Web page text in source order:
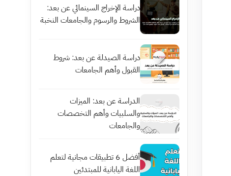
دراسة الإخراج السينمائي عن بعد:
الشروط والرسوم والجامعات النخبة
دراسة الصيدلة عن بعد: شروط
القبول وأهم الجامعات
الدراسة عن بعد: الميزات
والسلبيات وأهم التخصصات
والجامعات
أفضل 6 تطبيقات مجانية لتعلم
اللغة اليابانية للمبتدئين